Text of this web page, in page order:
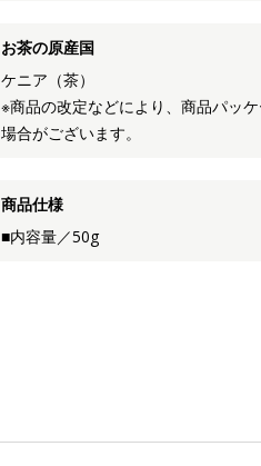
お茶の原産国
ケニア（茶）
※商品の改定などにより、商品パッ
場合がございます。
商品仕様
■内容量／50g